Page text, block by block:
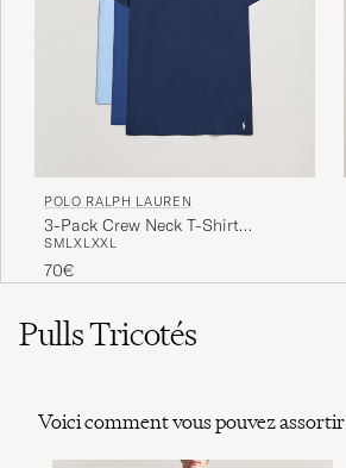
POLO RALPH LAUREN
3-Pack Crew Neck T-Shirt
Navy/Light Navy/Elite Blue
SMLXLXXL
70€
Pulls Tricotés
Voici comment vous pouvez assortir